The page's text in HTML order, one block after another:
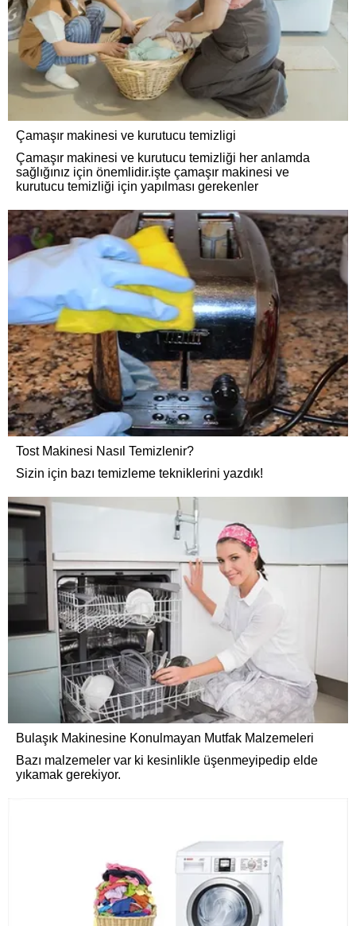
Çamaşır makinesi ve kurutucu temizligi
Çamaşır makinesi ve kurutucu temizliği her anlamda
sağlığınız için önemlidir.işte çamaşır makinesi ve
kurutucu temizliği için yapılması gerekenler
Tost Makinesi Nasıl Temizlenir?
Sizin için bazı temizleme tekniklerini yazdık!
Bulaşık Makinesine Konulmayan Mutfak Malzemeleri
Bazı malzemeler var ki kesinlikle üşenmeyipedip elde
yıkamak gerekiyor.